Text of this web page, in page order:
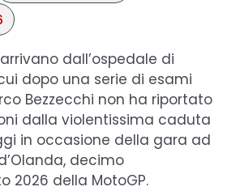
dall’ospedale di
dopo una serie di esami
Bezzecchi non ha riportato
dalla violentissima caduta
in occasione della gara ad
decimo
2026 della MotoGP.